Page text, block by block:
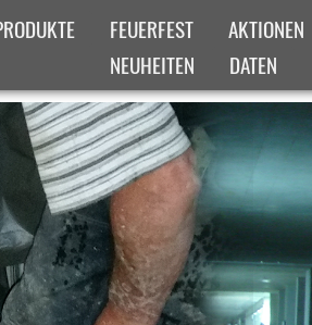
FEUERFEST
AKTIONEN
NEUHEITEN
DATEN